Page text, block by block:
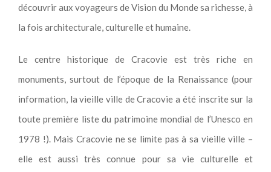
découvrir aux voyageurs de Vision du Monde sa richesse, à
la fois architecturale, culturelle et humaine.
Le centre historique de Cracovie est très riche en
monuments, surtout de l’époque de la Renaissance (pour
information, la vieille ville de Cracovie a été inscrite sur la
toute première liste du patrimoine mondial de l’Unesco en
1978 !). Mais Cracovie ne se limite pas à sa vieille ville –
elle est aussi très connue pour sa vie culturelle et